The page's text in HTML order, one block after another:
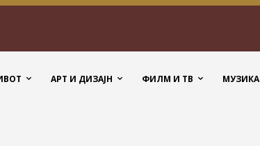
АРТ И ДИЗАЈН ФИЛМ И ТВ МУЗИКА